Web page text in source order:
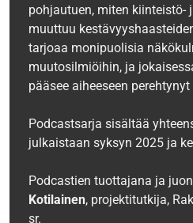
pohjautuen, miten kiinteistö-
muuttuu
tarjoaa monipuolisia
muutosilmiöihin, ja
pääsee aiheeseen
Podcastsarja sisältää
julkaistaan syksyn 2025 ja
Podcastien tuottajana ja
Kotilainen, projektitutkija,
sr.